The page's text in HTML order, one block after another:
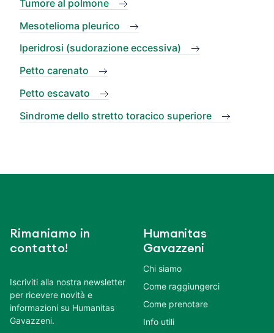
Tumore al polmone
Mesotelioma pleurico
Iperidrosi (sudorazione eccessiva)
Petto carenato
Petto escavato
Sindrome dello stretto toracico superiore
Rimaniamo in
contatto!
Iscriviti alla nostra newsletter
per ricevere novità e
informazioni su Humanitas
Gavazzeni.
Humanitas
Gavazzeni
Chi siamo
Come raggiungerci
Come prenotare
Info utili